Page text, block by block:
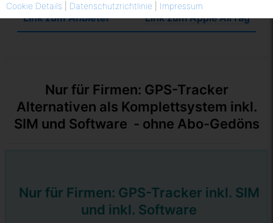
Link zum Apple AirTag
Nur für Firmen: GPS-Tracker
Alternativen als Komplettsystem inkl.
SIM und Software - ohne Abo-Gedöns
Nur für Firmen: GPS-Tracker inkl. SIM
und inkl. Software
Cookie Details Datenschutzrichtlinie Impressum